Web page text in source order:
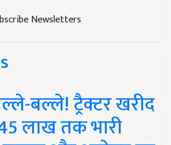
Newsletters
बल्ले! ट्रैक्टर खरीद
लाख तक भारी